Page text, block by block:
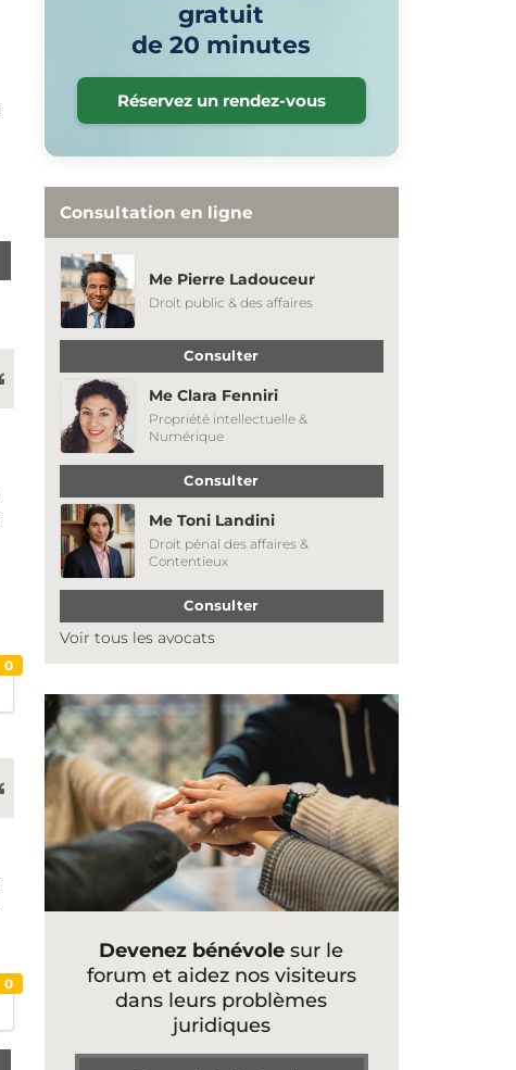
0
0
gratuit
de 20 minutes
Réservez un rendez-vous
Consultation en ligne
Me Pierre Ladouceur
Droit public & des affaires
Consulter
Me Clara Fenniri
Propriété intellectuelle &
Numérique
Consulter
Me Toni Landini
Droit pénal des affaires &
Contentieux
Consulter
Voir tous les avocats
Devenez bénévole sur le
forum et aidez nos visiteurs
dans leurs problèmes
juridiques